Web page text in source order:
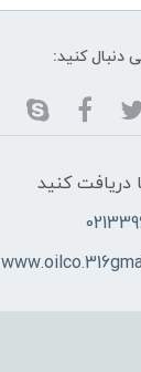
دنبال کنید:
دریافت کنید